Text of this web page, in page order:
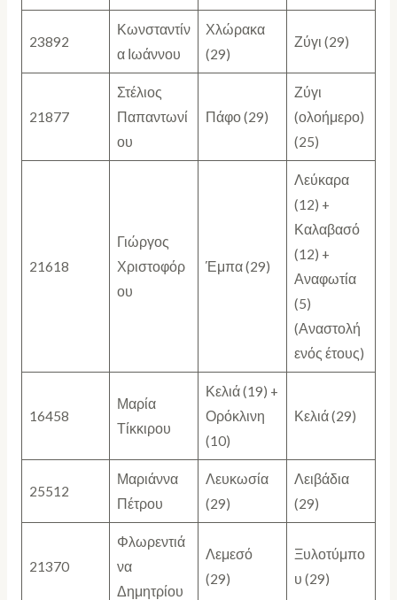
23892
Κωνσταντίν
α Ιωάννου
Χλώρακα
(29)
Ζύγι (29)
21877
Στέλιος
Παπαντωνί
ου
Πάφο (29)
Ζύγι
(ολοήμερο)
(25)
21618
Γιώργος
Χριστοφόρ
ου
Έμπα (29)
Λεύκαρα
(12) +
Καλαβασό
(12) +
Αναφωτία
(5)
(Αναστολή
ενός έτους)
16458
Μαρία
Τίκκιρου
Κελιά (19) +
Ορόκλινη
(10)
Κελιά (29)
25512
Μαριάννα
Πέτρου
Λευκωσία
(29)
Λειβάδια
(29)
21370
Φλωρεντιά
να
Δημητρίου
Λεμεσό
(29)
Ξυλοτύμπο
υ (29)